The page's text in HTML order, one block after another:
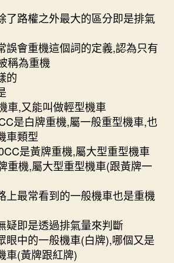
了路權之外最大的區分即是排氣
誤會重機這個詞的定義,認為只有
稱為重機
的
車,又能叫做輕型機車
是白牌重機,屬一般重型機車,也
車類型
是黃牌重機,屬大型重型機車
重機,屬大型重型機車(跟黃牌一
上最常看到的一般機車也是重機
疑即是透過排氣量來判斷
眼中的一般機車(白牌),哪個又是
車(黃牌跟紅牌)